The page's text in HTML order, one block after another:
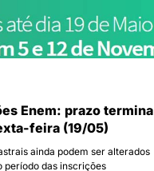
Enem: prazo termina
feira (19/05)
ainda podem ser alterados
período das inscrições